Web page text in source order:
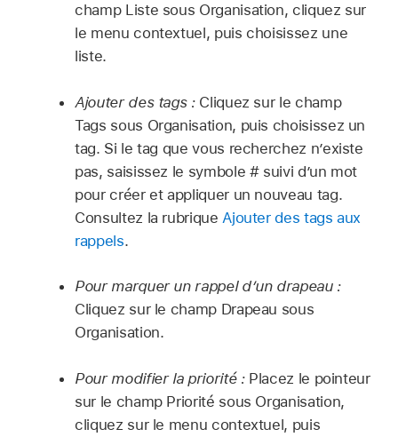
champ Liste sous Organisation, cliquez sur
le menu contextuel, puis choisissez une
liste.
Ajouter des tags :Cliquez sur le champ
Tags sous Organisation, puis choisissez un
tag. Si le tag que vous recherchez n’existe
pas, saisissez le symbole # suivi d’un mot
pour créer et appliquer un nouveau tag.
Consultez la rubrique Ajouter des tags aux
rappels.
Pour marquer un rappel d’un drapeau :
Cliquez sur le champ Drapeau sous
Organisation.
Pour modifier la priorité :Placez le pointeur
sur le champ Priorité sous Organisation,
cliquez sur le menu contextuel, puis